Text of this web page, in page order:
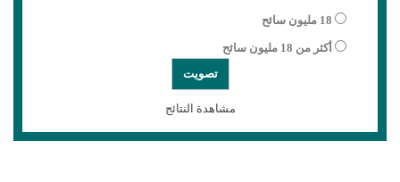
18 مليون سائح
أكثر من 18 مليون سائح
مشاهدة النتائج